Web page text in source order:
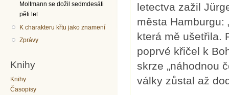
Moltmann se dožil sedmdesáti
pěti let
K charakteru křtu jako znamení
Zprávy
Knihy
Knihy
Časopisy
letectva zažil
města Hamburgu:
která mě ušetřila.
poprvé křičel k
skrze „náhodnou
války zůstal až